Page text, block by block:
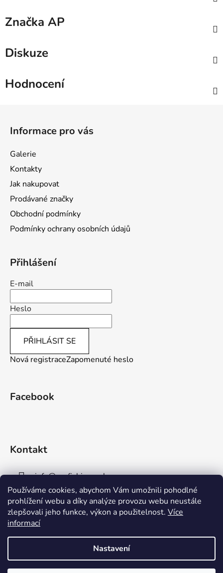
Používáme cookies, abychom Vám umožnili pohodlné
prohlížení webu a díky analýze provozu webu neustále
zlepšovali jeho funkce, výkon a použitelnost. Více
informací
Nastavení
Značka AP
Diskuze
Hodnocení
Informace pro vás
Galerie
Kontakty
Jak nakupovat
Prodávané značky
Obchodní podmínky
Podmínky ochrany osobních údajů
Přihlášení
E-mail
Heslo
PŘIHLÁSIT SE
Nová registraceZapomenuté heslo
Facebook
Kontakt
info@aaafishingpraha.cz
778 011 878